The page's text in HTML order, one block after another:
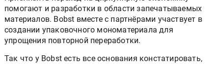
помогают и разработки в области запечатываемых
материалов. Bobst вместе с партнёрами участвует в
создании упаковочного мономатериала для
упрощения повторной переработки.
Так что у Bobst есть все основания констатировать,